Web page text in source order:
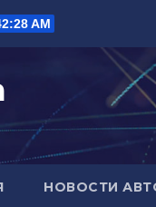
AM
НОВОСТИ